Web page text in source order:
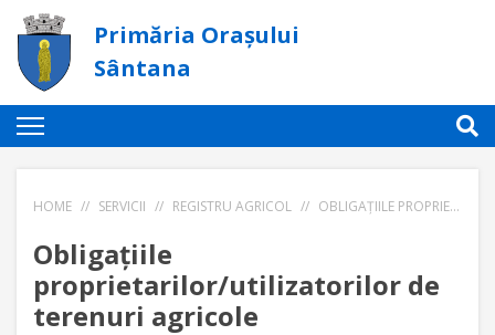
Primăria Orașului
Sântana
HOME // SERVICII // REGISTRU AGRICOL // OBLIGAȚIILE PROPRIETARILOR/UTILIZATORILOR DE TERENURI AGRICOLE
Obligațiile
proprietarilor/utilizatorilor de
terenuri agricole